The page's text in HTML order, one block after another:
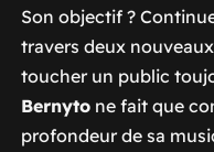
Son objectif ?
travers deux
toucher un public
Bernytone fait que
profondeur de sa